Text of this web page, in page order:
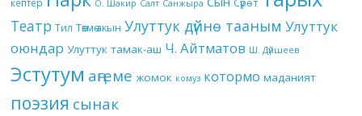
О. Шакир Салт Санжыра Сүрөт
Театр Тил Төкмө акын Улуттук дүйнө тааным Улуттук
оюндар Улуттук тамак-аш Ч. Айтматов Ш. Дүйшеев
Эстутум аңгеме жомок комуз котормо маданият
поэзия сынак